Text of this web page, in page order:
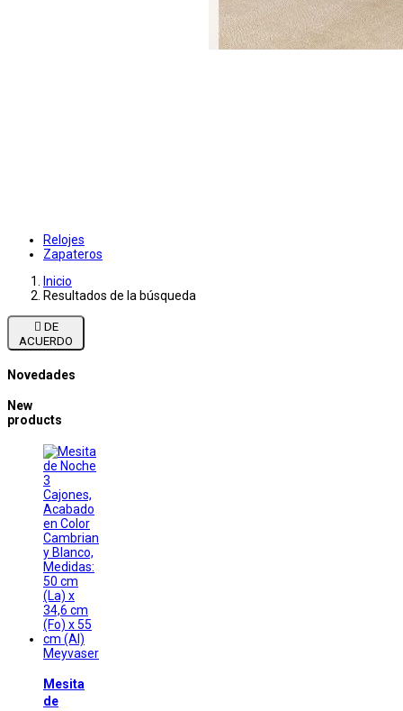
Relojes
Zapateros
Inicio
Resultados de la búsqueda

ACUERDO
Novedades
New
products
Meyvaser
Mesita
de